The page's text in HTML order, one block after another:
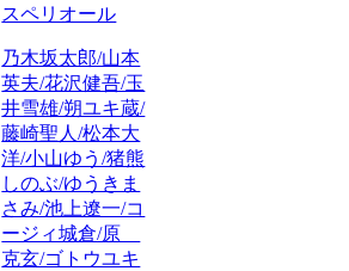
スペリオール
乃木坂太郎/山本
英夫/花沢健吾/玉
井雪雄/朔ユキ蔵/
藤崎聖人/松本大
洋/小山ゆう/猪熊
しのぶ/ゆうきま
さみ/池上遼一/コ
ージィ城倉/原
克玄/ゴトウユキ